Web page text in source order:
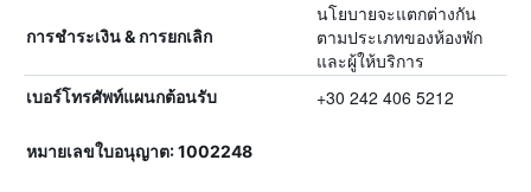
การชำระเงิน & การยกเลิก
นโยบายจะแตกต่างกัน
ตามประเภทของห้องพัก
และผู้ให้บริการ
เบอร์โทรศัพท์แผนกต้อนรับ +30 242 406 5212
หมายเลขใบอนุญาต: 1002248